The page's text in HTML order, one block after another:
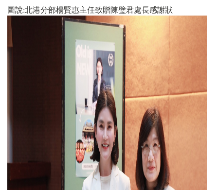
圖說:北港分部楊賢惠主任致贈陳璧君處長感謝狀